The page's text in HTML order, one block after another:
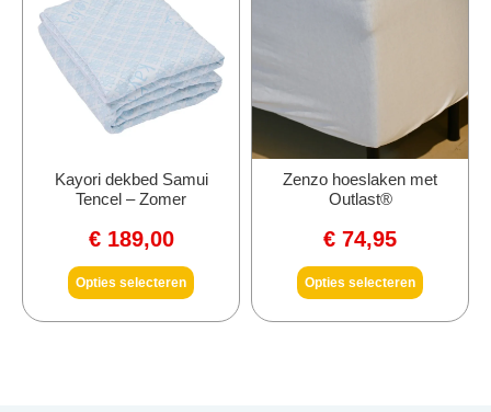
Kayori dekbed Samui
Tencel – Zomer
€189,00
Opties selecteren
Zenzo hoeslaken met
Outlast®
€ 74,95
Opties selecteren